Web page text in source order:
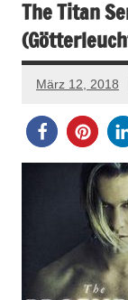
The Titan
März 12, 2018